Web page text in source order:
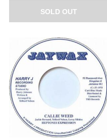
SOLD OUT